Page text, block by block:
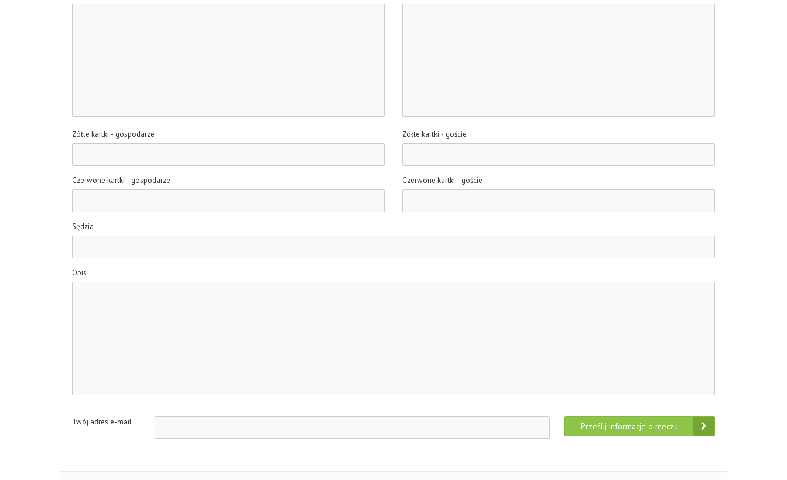
Zółte kartki - gospodarze Zółte kartki - goście
Czerwone kartki - gospodarze Czerwone kartki - goście
Sędzia
Opis
Twój adres e-mail Prześlij informacje o meczu